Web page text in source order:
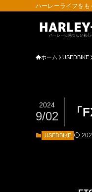
ハーレーライフをも
ホーム USEDBIKE
「
2024
9/02
USEDBIKE